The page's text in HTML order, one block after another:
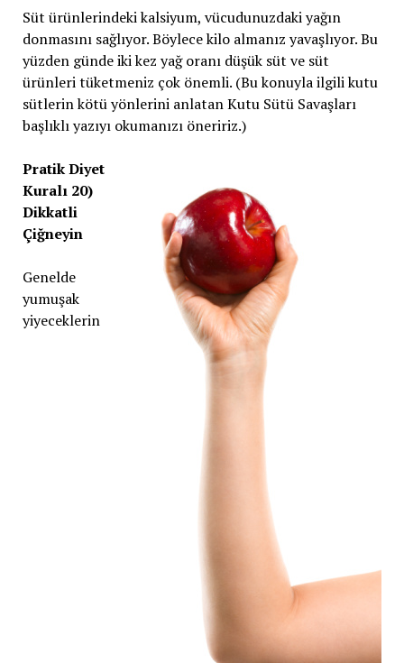
Süt ürünlerindeki kalsiyum, vücudunuzdaki yağın
donmasını sağlıyor. Böylece kilo almanız yavaşlıyor. Bu
yüzden günde iki kez yağ oranı düşük süt ve süt
ürünleri tüketmeniz çok önemli. (Bu konuyla ilgili kutu
sütlerin kötü yönlerini anlatan Kutu Sütü Savaşları
başlıklı yazıyı okumanızı öneririz.)
Pratik Diyet
Kuralı 20)
Dikkatli
Çiğneyin
Genelde
yumuşak
yiyeceklerin